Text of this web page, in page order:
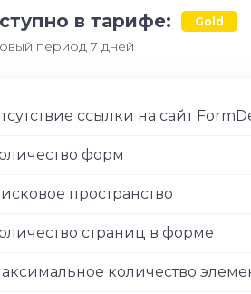
в тарифе: Gold
период 7 дней
ссылки на сайт
форм
пространство
страниц в форме
количество